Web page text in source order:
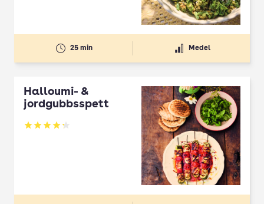
25 min Medel
Halloumi- &
jordgubbsspett
Betyg: 4.3 av 5